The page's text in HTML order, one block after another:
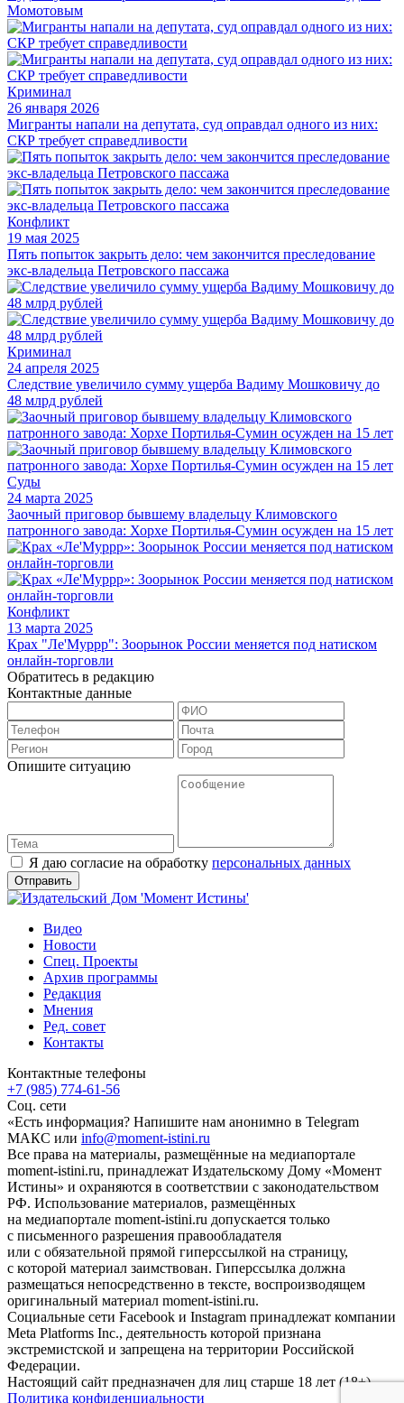
Момотовым
Криминал
26 января 2026
Мигранты напали на депутата, суд оправдал одного из них:
СКР требует справедливости
Конфликт
19 мая 2025
Пять попыток закрыть дело: чем закончится преследование
экс-владельца Петровского пассажа
Криминал
24 апреля 2025
Следствие увеличило сумму ущерба Вадиму Мошковичу до
48 млрд рублей
Суды
24 марта 2025
Заочный приговор бывшему владельцу Климовского
патронного завода: Хорхе Портилья-Сумин осужден на 15 лет
Конфликт
13 марта 2025
Крах "Ле'Муррр": Зоорынок России меняется под натиском
онлайн-торговли
Обратитесь в редакцию
Контактные данные
Опишите ситуацию
Я даю согласие на обработку персональных данных
Видео
Новости
Спец. Проекты
Архив программы
Редакция
Мнения
Ред. совет
Контакты
Контактные телефоны
+7 (985) 774-61-56
Соц. сети
«Есть информация? Напишите нам анонимно в Telegram
МАКС или info@moment-istini.ru
Все права на материалы, размещённые на медиапортале
moment-istini.ru, принадлежат Издательскому Дому «Момент
Истины» и охраняются в соответствии с законодательством
РФ. Использование материалов, размещённых
на медиапортале moment-istini.ru допускается только
с письменного разрешения правообладателя
или с обязательной прямой гиперссылкой на страницу,
с которой материал заимствован. Гиперссылка должна
размещаться непосредственно в тексте, воспроизводящем
оригинальный материал moment-istini.ru.
Социальные сети Facebook и Instagram принадлежат компании
Meta Platforms Inc., деятельность которой признана
экстремистской и запрещена на территории Российской
Федерации.
Настоящий сайт предназначен для лиц старше 18 лет (18+).
Политика конфиденциальности